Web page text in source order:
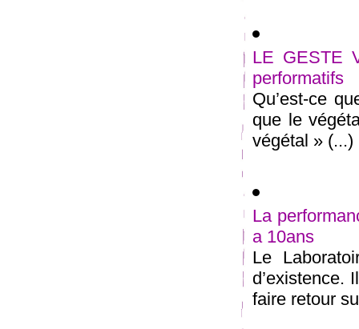
LE GESTE
performatifs
Qu’est-ce
que le
végétal » (...)
La
a 10ans
Le
d’existence.
faire retour